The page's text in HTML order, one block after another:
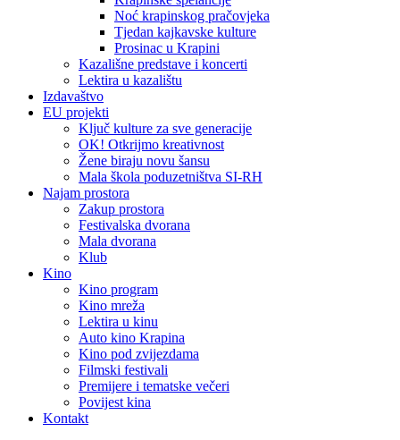
Noć krapinskog pračovjeka
Tjedan kajkavske kulture
Prosinac u Krapini
Kazališne predstave i koncerti
Lektira u kazalištu
Izdavaštvo
EU projekti
Ključ kulture za sve generacije
OK! Otkrijmo kreativnost
Žene biraju novu šansu
Mala škola poduzetništva SI-RH
Najam prostora
Zakup prostora
Festivalska dvorana
Mala dvorana
Klub
Kino
Kino program
Kino mreža
Lektira u kinu
Auto kino Krapina
Kino pod zvijezdama
Filmski festivali
Premijere i tematske večeri
Povijest kina
Kontakt